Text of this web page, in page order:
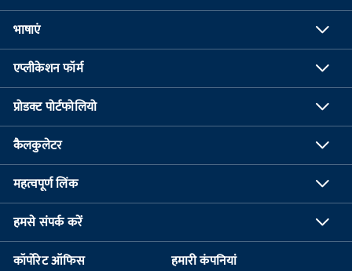
भाषाएं
एप्लीकेशन फॉर्म
प्रोडक्ट पोर्टफोलियो
कैलकुलेटर
महत्वपूर्ण लिंक
हमसे संपर्क करें
कॉर्पोरेट ऑफिस हमारी कंपनियां